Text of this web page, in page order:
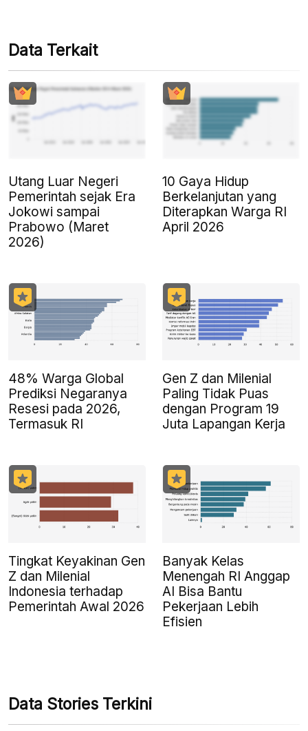
Data Terkait
Utang Luar Negeri
Pemerintah sejak Era
Jokowi sampai
Prabowo (Maret
2026)
10 Gaya Hidup
Berkelanjutan yang
Diterapkan Warga RI
April 2026
48% Warga Global
Prediksi Negaranya
Resesi pada 2026,
Termasuk RI
Gen Z dan Milenial
Paling Tidak Puas
dengan Program 19
Juta Lapangan Kerja
Tingkat Keyakinan Gen
Z dan Milenial
Indonesia terhadap
Pemerintah Awal 2026
Banyak Kelas
Menengah RI Anggap
AI Bisa Bantu
Pekerjaan Lebih
Efisien
Data Stories Terkini